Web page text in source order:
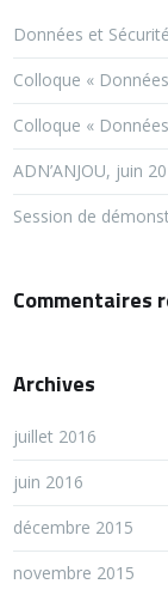
Données et Sécurité
Colloque «
Colloque «
ADN’ANJOU, juin
Session de
Commentaires
Archives
juillet 2016
juin 2016
décembre 2015
novembre 2015